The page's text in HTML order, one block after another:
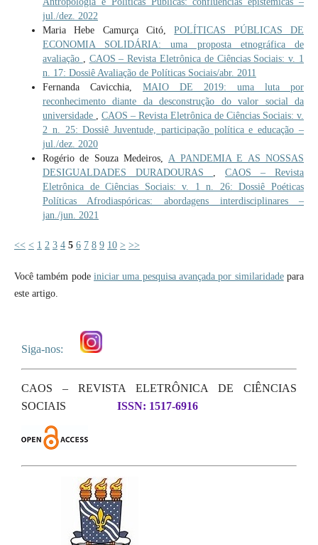
jul./dez. 2022
Maria Hebe Camurça Citó,POLÍTICAS PÚBLICAS DE
ECONOMIA SOLIDÁRIA: uma proposta etnográfica de
avaliação , CAOS – Revista Eletrônica de Ciências Sociais: v. 1
n. 17: Dossiê Avaliação de Políticas Sociais/abr. 2011
Fernanda Cavicchia, MAIO DE 2019: uma luta por
reconhecimento diante da desconstrução do valor social da
universidade , CAOS – Revista Eletrônica de Ciências Sociais: v.
2 n. 25: Dossiê Juventude, participação política e educação –
jul./dez. 2020
Rogério de Souza Medeiros, A PANDEMIA E AS NOSSAS
DESIGUALDADES DURADOURAS ,CAOS – Revista
Eletrônica de Ciências Sociais: v. 1 n. 26: Dossiê Poéticas
Políticas Afrodiaspóricas: abordagens interdisciplinares –
jan./jun. 2021
<< < 1 2 3 4 5 6 7 8 9 10 > >>
Você também pode iniciar uma pesquisa avançada por similaridadepara
este artigo.
Siga-nos:
CAOS – REVISTA ELETRÔNICA DE CIÊNCIAS
SOCIAIS
ISSN: 1517-6916